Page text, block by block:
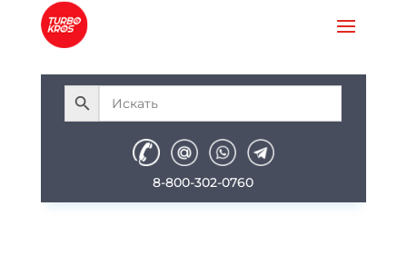
8-800-302-0760